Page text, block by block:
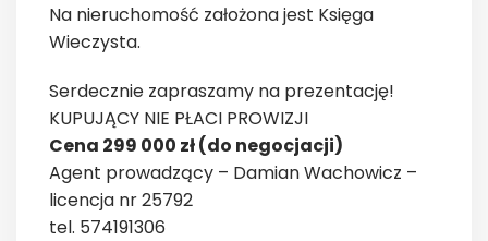
Na nieruchomość założona jest Księga
Wieczysta.
Serdecznie zapraszamy na prezentację!
KUPUJĄCY NIE PŁACI PROWIZJI
Cena 299 000 zł (do negocjacji)
Agent prowadzący – Damian Wachowicz –
licencja nr 25792
tel. 574191306